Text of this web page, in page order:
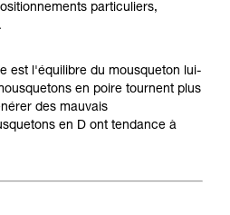
particuliers,
est l'équilibre du mousqueton lui-
en poire tournent plus
des mauvais
en D ont tendance à